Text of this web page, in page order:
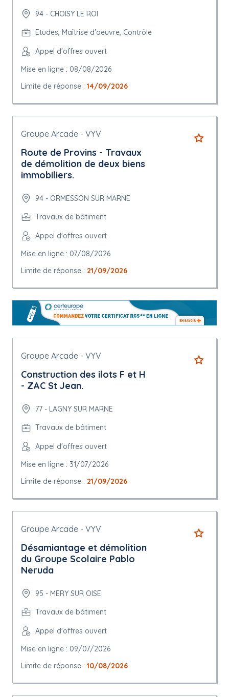
94 - CHOISY LE ROI
Etudes, Maîtrise d'oeuvre, Contrôle
Appel d'offres ouvert
Mise en ligne : 08/08/2026
Limite de réponse : 14/09/2026
Groupe Arcade - VYV
Route de Provins - Travaux
de démolition de deux biens
immobiliers.
94 - ORMESSON SUR MARNE
Travaux de bâtiment
Appel d'offres ouvert
Mise en ligne : 07/08/2026
Limite de réponse : 21/09/2026
Groupe Arcade - VYV
Construction des ilots F et H
- ZAC St Jean.
77 - LAGNY SUR MARNE
Travaux de bâtiment
Appel d'offres ouvert
Mise en ligne : 31/07/2026
Limite de réponse : 21/09/2026
Groupe Arcade - VYV
Désamiantage et démolition
du Groupe Scolaire Pablo
Neruda
95 - MERY SUR OISE
Travaux de bâtiment
Appel d'offres ouvert
Mise en ligne : 09/07/2026
Limite de réponse : 10/08/2026